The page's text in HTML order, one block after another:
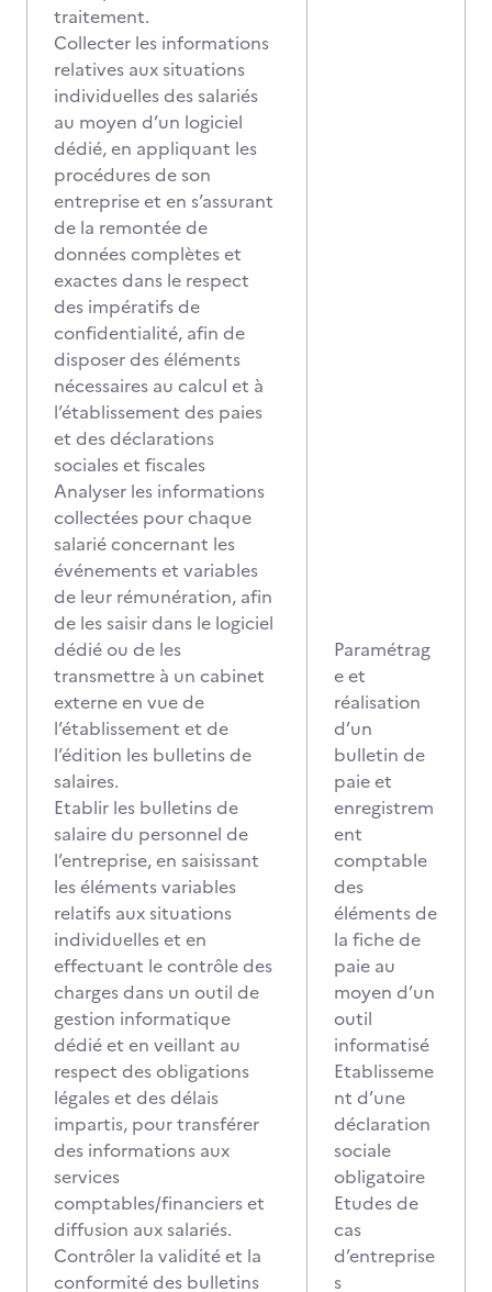
traitement.
Collecter les informations
relatives aux situations
individuelles des salariés
au moyen d’un logiciel
dédié, en appliquant les
procédures de son
entreprise et en s’assurant
de la remontée de
données complètes et
exactes dans le respect
des impératifs de
confidentialité, afin de
disposer des éléments
nécessaires au calcul et à
l’établissement des paies
et des déclarations
sociales et fiscales
Analyser les informations
collectées pour chaque
salarié concernant les
événements et variables
de leur rémunération, afin
de les saisir dans le logiciel
dédié ou de les
transmettre à un cabinet
externe en vue de
l’établissement et de
l’édition les bulletins de
salaires.
Etablir les bulletins de
salaire du personnel de
l’entreprise, en saisissant
les éléments variables
relatifs aux situations
individuelles et en
effectuant le contrôle des
charges dans un outil de
gestion informatique
dédié et en veillant au
respect des obligations
légales et des délais
impartis, pour transférer
des informations aux
services
comptables/financiers et
diffusion aux salariés.
Contrôler la validité et la
conformité des bulletins
Paramétrag
e et
réalisation
d’un
bulletin de
paie et
enregistrem
ent
comptable
des
éléments de
la fiche de
paie au
moyen d’un
outil
informatisé
Etablisseme
nt d’une
déclaration
sociale
obligatoire
Etudes de
cas
d’entreprise
s